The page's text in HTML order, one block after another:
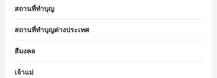
สถานที่ทำบุญ
สถานที่ทำบุญต่างประเทศ
สีมงคล
เจ้าแม่